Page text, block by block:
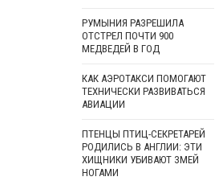
РУМЫНИЯ РАЗРЕШИЛА
ОТСТРЕЛ ПОЧТИ 900
МЕДВЕДЕЙ В ГОД
КАК АЭРОТАКСИ ПОМОГАЮТ
ТЕХНИЧЕСКИ РАЗВИВАТЬСЯ
АВИАЦИИ
ПТЕНЦЫ ПТИЦ-СЕКРЕТАРЕЙ
РОДИЛИСЬ В АНГЛИИ: ЭТИ
ХИЩНИКИ УБИВАЮТ ЗМЕЙ
НОГАМИ